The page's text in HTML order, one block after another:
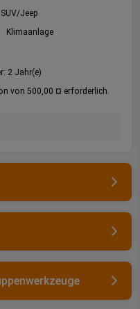
SUV/Jeep
Klimaanlage
2 Jahr(e)
von 500,00 ¤ erforderlich.